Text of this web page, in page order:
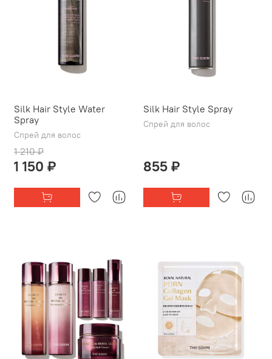
Silk Hair Style Water
Spray
Спрей для волос
1 210 ₽
1 150 ₽
Silk Hair Style Spray
Спрей для волос
855 ₽